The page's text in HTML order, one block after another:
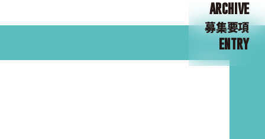
ARCHIVE
募集要項
ENTRY